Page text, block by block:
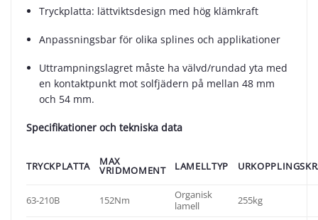
Tryckplatta: lättviktsdesign med hög klämkraft
Anpassningsbar för olika splines och applikationer
Uttrampningslagret måste ha välvd/rundad yta med
en kontaktpunkt mot solfjädern på mellan 48 mm
och 54 mm.
Specifikationer och tekniska data
TRYCKPLATTA MAX
VRIDMOMENT LAMELLTYP
63-210B 152Nm
Organisk
lamell
255kg